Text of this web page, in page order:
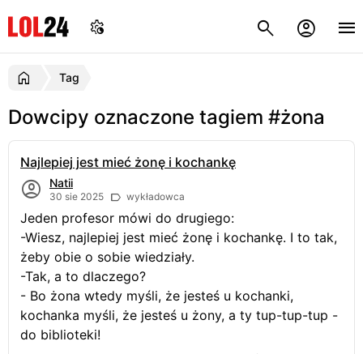
Tag
Dowcipy oznaczone tagiem #żona
Najlepiej jest mieć żonę i kochankę
Natii
30 sie 2025 wykładowca
Jeden profesor mówi do drugiego:
-Wiesz, najlepiej jest mieć żonę i kochankę. I to tak,
żeby obie o sobie wiedziały.
-Tak, a to dlaczego?
- Bo żona wtedy myśli, że jesteś u kochanki,
kochanka myśli, że jesteś u żony, a ty tup-tup-tup -
do biblioteki!